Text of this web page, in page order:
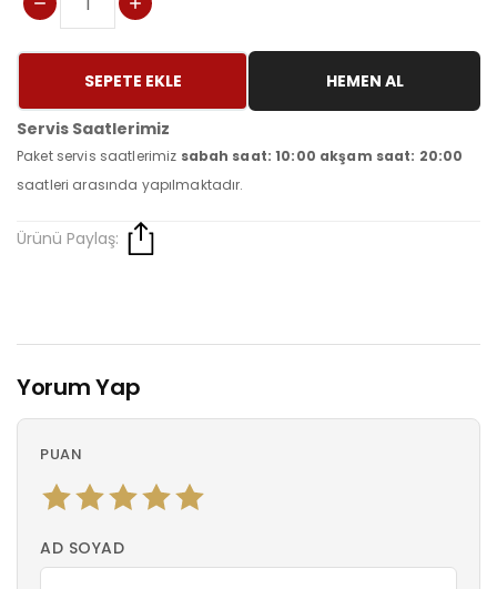
SEPETE EKLE HEMEN AL
Servis Saatlerimiz
Paket servis saatlerimiz sabah saat: 10:00 akşam saat: 20:00
saatleri arasında yapılmaktadır.
Ürünü Paylaş:
Yorum Yap
PUAN
AD SOYAD